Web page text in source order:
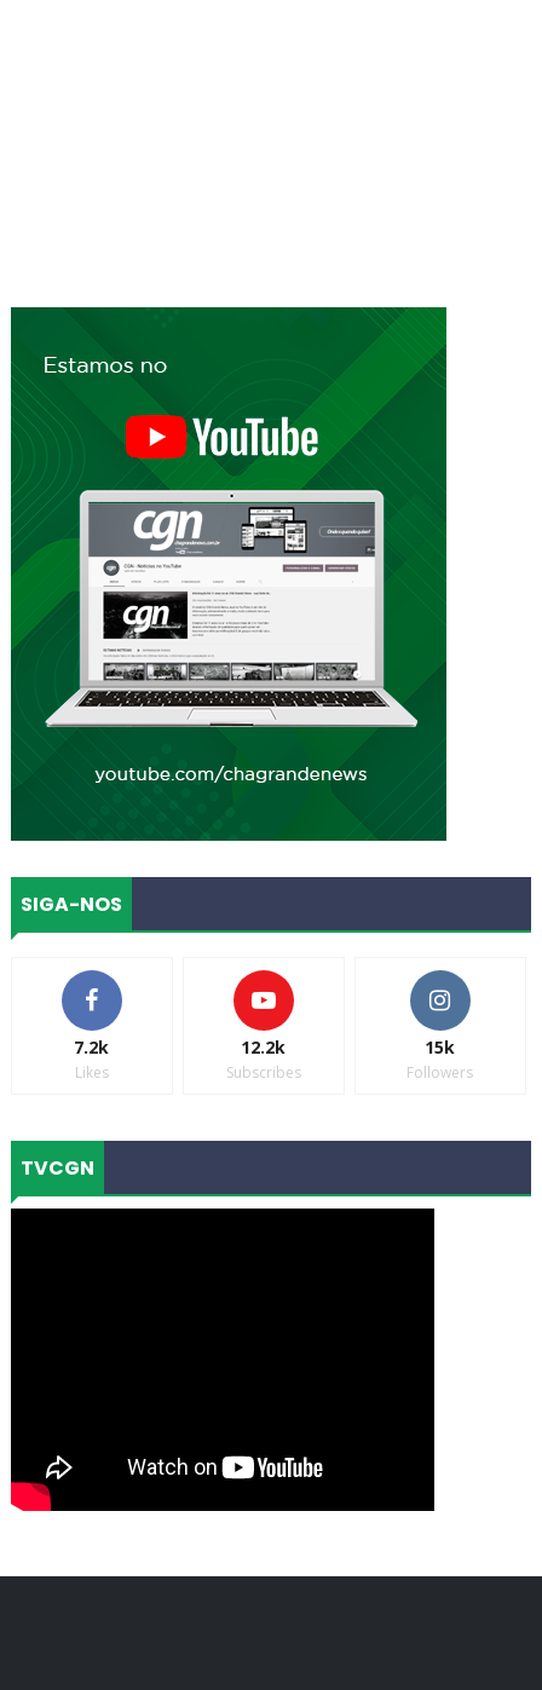
SIGA-NOS
7.2k
Likes
12.2k
Subscribes
15k
Followers
TVCGN